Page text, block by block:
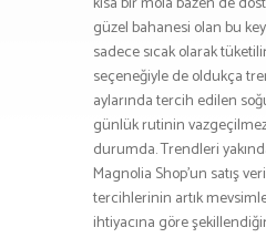
güzel bahanesi olan bu
sadece sıcak olarak
seçeneğiyle de oldukça
aylarında tercih edilen
günlük rutinin
durumda. Trendleri
Magnolia Shop’un satış
tercihlerinin artık
ihtiyacına göre